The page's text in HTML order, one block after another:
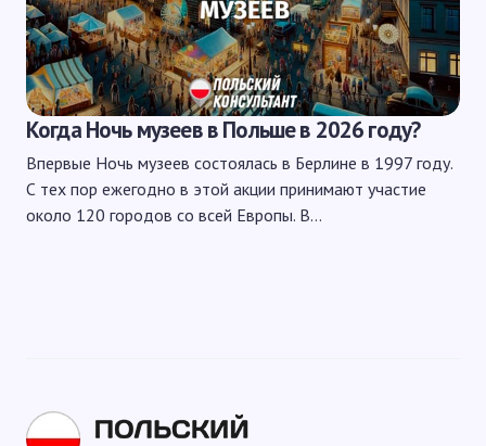
Когда Ночь музеев в Польше в 2026 году?
Впервые Ночь музеев состоялась в Берлине в 1997 году.
С тех пор ежегодно в этой акции принимают участие
около 120 городов со всей Европы. В…